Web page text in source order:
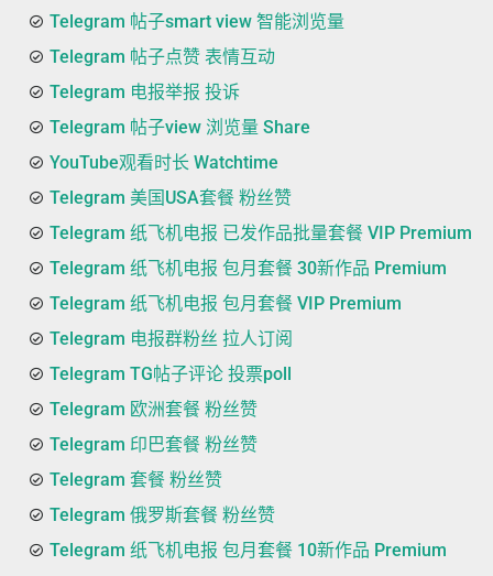
Telegram 帖子smart view 智能浏览量
Telegram 帖子点赞 表情互动
Telegram 电报举报 投诉
Telegram 帖子view 浏览量 Share
YouTube观看时长 Watchtime
Telegram 美国USA套餐 粉丝赞
Telegram 纸飞机电报 已发作品批量套餐 VIP Premium
Telegram 纸飞机电报 包月套餐 30新作品 Premium
Telegram 纸飞机电报 包月套餐 VIP Premium
Telegram 电报群粉丝 拉人订阅
Telegram TG帖子评论 投票poll
Telegram 欧洲套餐 粉丝赞
Telegram 印巴套餐 粉丝赞
Telegram 套餐 粉丝赞
Telegram 俄罗斯套餐 粉丝赞
Telegram 纸飞机电报 包月套餐 10新作品 Premium